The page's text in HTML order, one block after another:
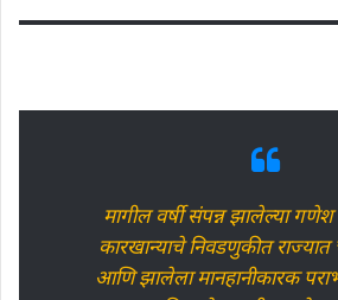
मागील वर्षी संपन्न झालेल्या
कारखान्याचे निवडणुकीत राज्यात
आणि झालेला मानहानीकारक